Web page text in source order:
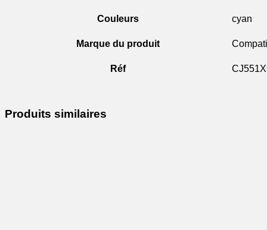
Couleurs cyan
Marque du produit
Réf
Produits similaires